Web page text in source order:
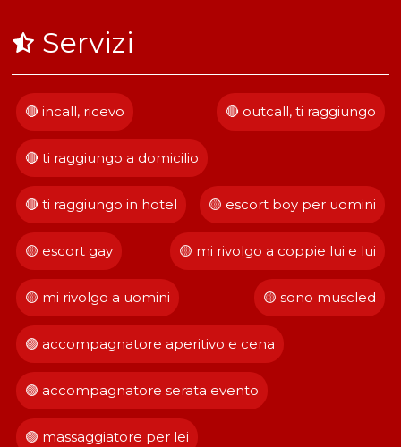
Servizi
🔴 incall, ricevo 🔴 outcall, ti raggiungo
🔴 ti raggiungo a domicilio
🔴 ti raggiungo in hotel 🟡 escort boy per uomini
🟡 escort gay 🟡 mi rivolgo a coppie lui e lui
🟡 mi rivolgo a uomini 🟡 sono muscled
🟢 accompagnatore aperitivo e cena
🟢 accompagnatore serata evento
🟢 massaggiatore per lei